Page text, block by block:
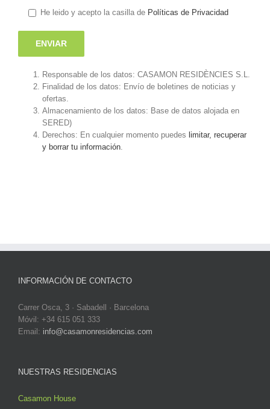
He leido y acepto la casilla de Políticas de Privacidad
Responsable de los datos: CASAMON RESIDÈNCIES S.L.
Finalidad de los datos: Envío de boletines de noticias y
ofertas.
Almacenamiento de los datos: Base de datos alojada en
SERED)
Derechos: En cualquier momento puedes limitar, recuperar
y borrar tu información.
INFORMACIÓN DE CONTACTO
Carrer Osca, 3 · Sabadell · Barcelona
Móvil: +34 615 051 333
Email: info@casamonresidencias.com
NUESTRAS RESIDENCIAS
Casamon House